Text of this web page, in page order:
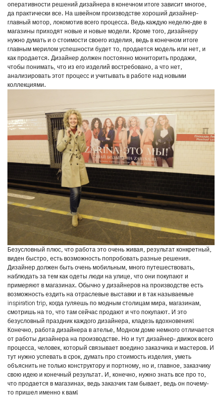
оперативности решений дизайнера в конечном итоге зависит многое,
да практически все. На швейном производстве хороший дизайнер-
главный мотор, локомотив всего процесса. Ведь каждую неделю-две в
магазины приходят новые и новые модели. Кроме того, дизайнеру
нужно думать и о стоимости своего изделия, ведь в конечном итоге
главным мерилом успешности будет то, продается модель или нет, и
как продается. Дизайнер должен постоянно мониторить продажи,
чтобы понимать, что из его изделий востребовано, а что нет,
анализировать этот процесс и учитывать в работе над новыми
коллекциями.
Безусловный плюс, что работа это очень живая, результат конкретный,
виден быстро, есть возможность попробовать разные решения.
Дизайнер должен быть очень мобильным, много путешествовать,
наблюдать за тем как одеты люди на улице, что они покупают и
примеряют в магазинах. Обычно у дизайнеров на производстве есть
возможность ездить на отраслевые выставки и в так называемые
inspiration trip, когда гуляешь по модным столицам мира, магазинам,
смотришь на то, что там сейчас продают и что покупают. И это
безусловный праздник каждого дизайнера, кладезь вдохновения!
Конечно, работа дизайнера в ателье, Модном доме немного отличается
от работы дизайнера на производстве. Но и тут дизайнер- движок всего
процесса, человек, который связывает воедино заказчика и мастеров. И
тут нужно успевать в срок, думать про стоимость изделия, уметь
объяснить не только конструктору и портному, но и, главное, заказчику
свою идею и конечный результат. И, конечно, нужно знать все про то,
что продается в магазинах, ведь заказчик там бывает, ведь он почему-
то пришел именно к вам!